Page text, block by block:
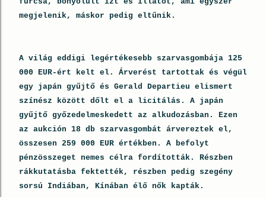
megjelenik, máskor pedig eltűnik.
A világ eddigi legértékesebb szarvasgombája 125
000 EUR-ért kelt el. Árverést tartottak és végül
egy japán gyűjtő és Gerald Departieu elismert
színész között dőlt el a licitálás. A japán
gyűjtő győzedelmeskedett az alkudozásban. Ezen
az aukción 18 db szarvasgombát árvereztek el,
összesen 259 000 EUR értékben. A befolyt
pénzösszeget nemes célra fordították. Részben
rákkutatásba fektették, részben pedig szegény
sorsú Indiában, Kínában élő nők kapták.